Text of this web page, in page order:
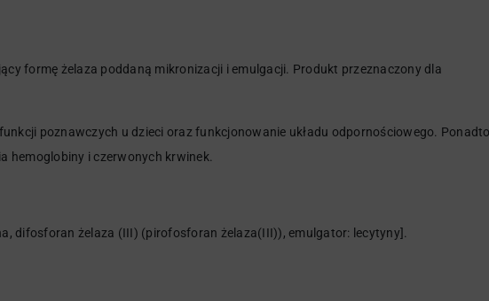
formę żelaza poddaną mikronizacji i emulgacji. Produkt przeznaczony dla
poznawczych u dzieci oraz funkcjonowanie układu odpornościowego. Ponadto
hemoglobiny i czerwonych krwinek.
difosforan żelaza (III) (pirofosforan żelaza(III)), emulgator: lecytyny].